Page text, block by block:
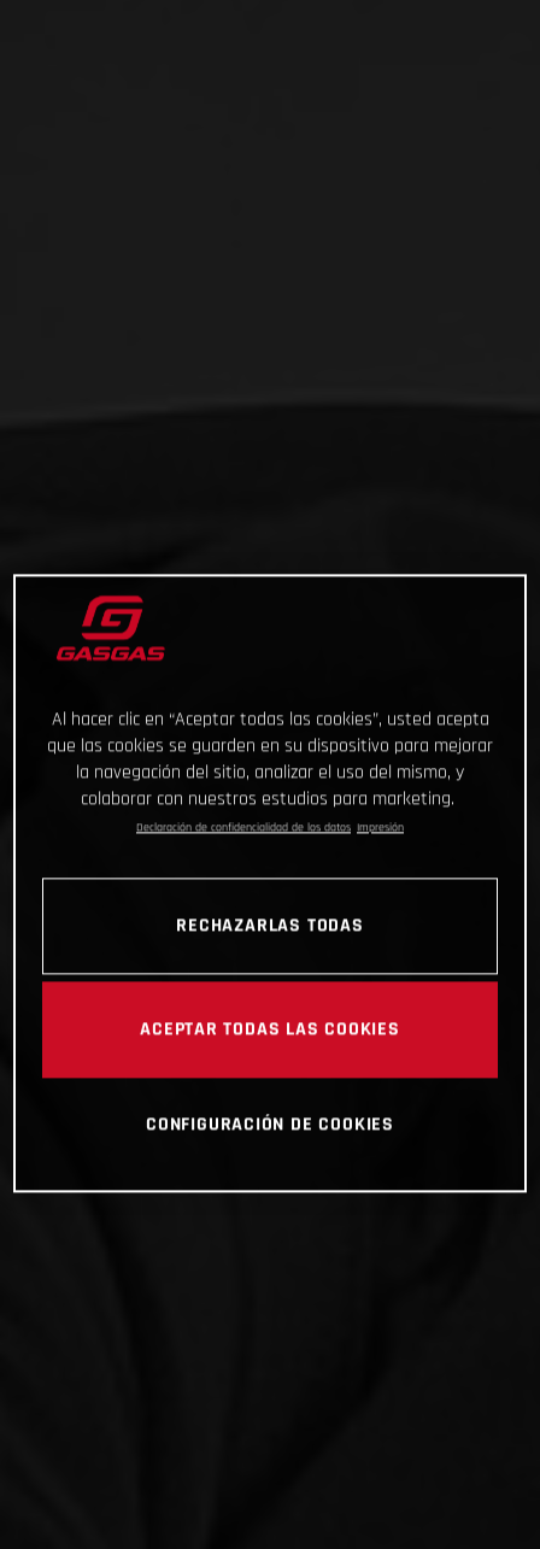
Al hacer clic en “Aceptar todas las cookies”, usted acepta
que las cookies se guarden en su dispositivo para mejorar
la navegación del sitio, analizar el uso del mismo, y
colaborar con nuestros estudios para marketing.
Declaración de confidencialidad de los datos Impresión
RECHAZARLAS TODAS
ACEPTAR TODAS LAS COOKIES
CONFIGURACIÓN DE COOKIES